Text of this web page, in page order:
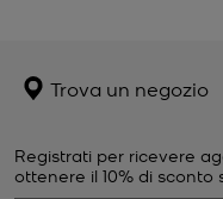
Trova un negozio
Registrati per ricevere
ottenere il 10% di sconto